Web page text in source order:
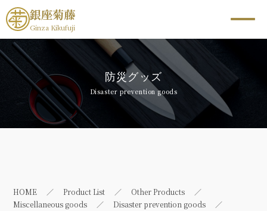
銀座菊藤
Ginza Kikufuji
防災グッズ
Disaster prevention goods
HOME Product List
Other Products
Miscellaneous goods
Disaster prevention goods